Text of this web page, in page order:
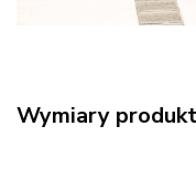
Wymiary